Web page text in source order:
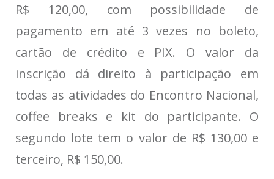
R$ 120,00, com possibilidade de
pagamento em até 3 vezes no boleto,
cartão de crédito e PIX. O valor da
inscrição dá direito à participação em
todas as atividades do Encontro Nacional,
coffee breaks e kit do participante. O
segundo lote tem o valor de R$ 130,00 e
terceiro, R$ 150,00.